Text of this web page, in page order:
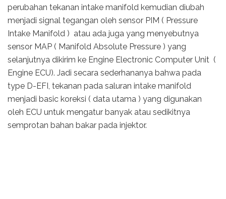
perubahan tekanan intake manifold kemudian diubah
menjadi signal tegangan oleh sensor PIM ( Pressure
Intake Manifold ) atau ada juga yang menyebutnya
sensor MAP ( Manifold Absolute Pressure ) yang
selanjutnya dikirim ke Engine Electronic Computer Unit (
Engine ECU). Jadi secara sederhananya bahwa pada
type D-EFI, tekanan pada saluran intake manifold
menjadi basic koreksi ( data utama ) yang digunakan
oleh ECU untuk mengatur banyak atau sedikitnya
semprotan bahan bakar pada injektor.